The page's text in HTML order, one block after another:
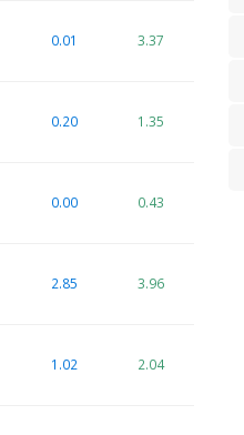
0.01 3.37
0.20 1.35
0.00 0.43
2.85 3.96
1.02 2.04